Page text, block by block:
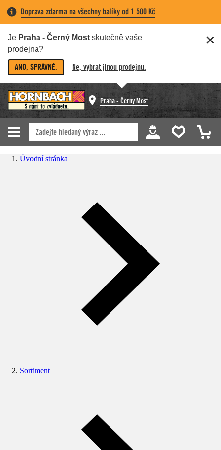
Doprava zdarma na všechny balíky od 1 500 Kč
Je Praha - Černý Most skutečně vaše
prodejna?
ANO, SPRÁVNĚ. Ne, vybrat jinou prodejnu.
Praha - Černý Most
Úvodní stránka
Sortiment